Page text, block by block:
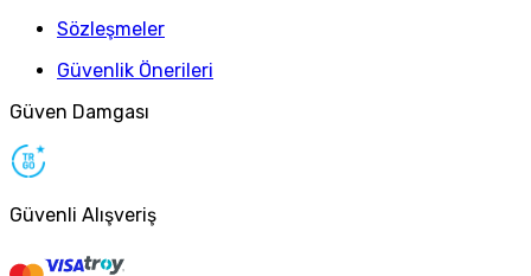
Sözleşmeler
Güvenlik Önerileri
Güven Damgası
Güvenli Alışveriş